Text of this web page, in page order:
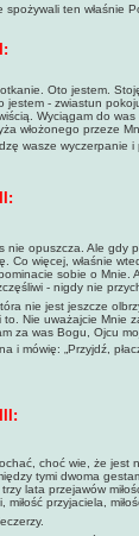
ten właśnie
Oto jestem. Stoję
- zwiastun
Wyciągam do
włożonego przeze
wasze wyczerpanie i
nie opuszcza. Ale gdy
Co więcej, właśnie
sobie o
- nigdy nie
nie jest jeszcze
to. Nie uważajcie
za was Bogu, Ojcu
i mówię: „Przyjdź,
choć wie, że jest
tymi dwoma
lata przejawów
przyjaciela,